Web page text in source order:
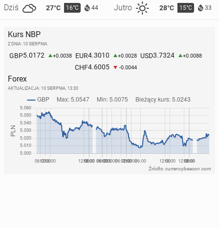
Dziś 27°C 16°C 44 Jutro 28°C 15°C 33
Kurs NBP
Z DNIA: 10 SIERPNIA
GBP5.0172 +0.0038 EUR4.3010 +0.0028 USD3.7324 +0.0088
CHF4.6005 -0.0044
Forex
AKTUALIZACJA: 10 SIERPNIA, 13:30
Źródło: currencybeacon.com